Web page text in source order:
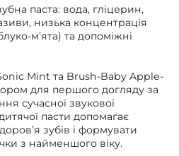
паста: вода, гліцерин,
низька концентрація
м’ята) та допоміжні
Mint та Brush-Baby Apple-
для першого догляду за
сучасної звукової
пасти допомагає
зубів і формувати
з найменшого віку.